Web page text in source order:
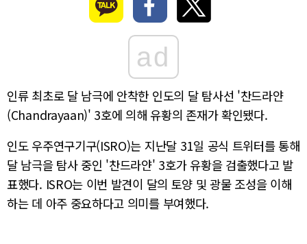
ad
인류 최초로 달 남극에 안착한 인도의 달 탐사선 '찬드라얀
(Chandrayaan)' 3호에 의해 유황의 존재가 확인됐다.
인도 우주연구기구(ISRO)는 지난달 31일 공식 트위터를 통해
달 남극을 탐사 중인 '찬드라얀' 3호가 유황을 검출했다고 발
표했다. ISRO는 이번 발견이 달의 토양 및 광물 조성을 이해
하는 데 아주 중요하다고 의미를 부여했다.